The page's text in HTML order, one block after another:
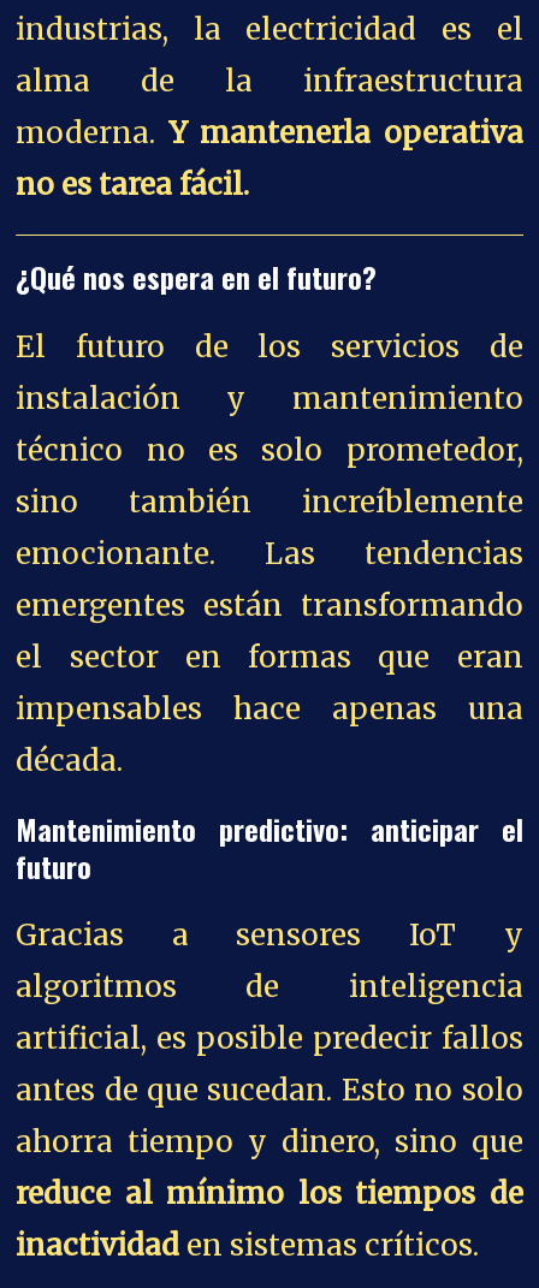
industrias, la electricidad es el
alma de la infraestructura
moderna. Y mantenerla operativa
no es tarea fácil.
¿Qué nos espera en el futuro?
El futuro de los servicios de
instalación y mantenimiento
técnico no es solo prometedor,
sino también increíblemente
emocionante. Las tendencias
emergentes están transformando
el sector en formas que eran
impensables hace apenas una
década.
Mantenimiento predictivo: anticipar el
futuro
Gracias a sensores IoT y
algoritmos de inteligencia
artificial, es posible predecir fallos
antes de que sucedan. Esto no solo
ahorra tiempo y dinero, sino que
reduce al mínimo los tiempos de
inactividad en sistemas críticos.